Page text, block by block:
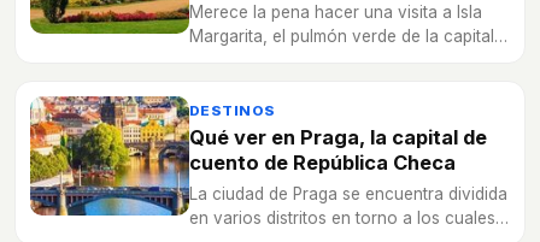
Merece la pena hacer una visita a Isla
Margarita, el pulmón verde de la capital
turísticos y culturales.
DESTINOS
Qué ver en Praga, la capital de
cuento de República Checa
La ciudad de Praga se encuentra dividida
en varios distritos en torno a los cuales